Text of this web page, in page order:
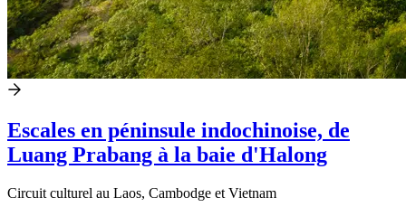
Escales en péninsule indochinoise, de
Luang Prabang à la baie d'Halong
Circuit culturel au Laos, Cambodge et Vietnam